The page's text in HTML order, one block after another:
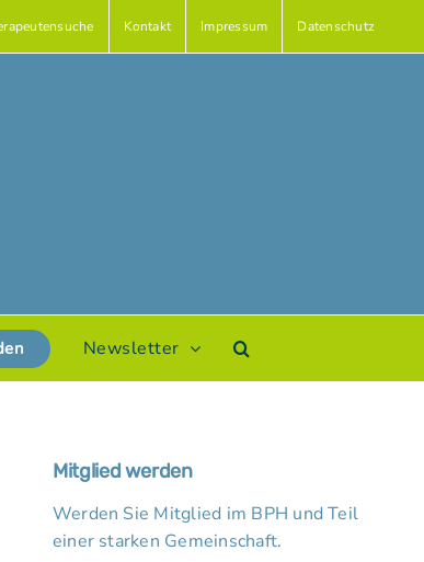
Kontakt Impressum Datenschutz
Newsletter
Mitglied werden
Werden Sie Mitglied im BPH und Teil
einer starken Gemeinschaft.